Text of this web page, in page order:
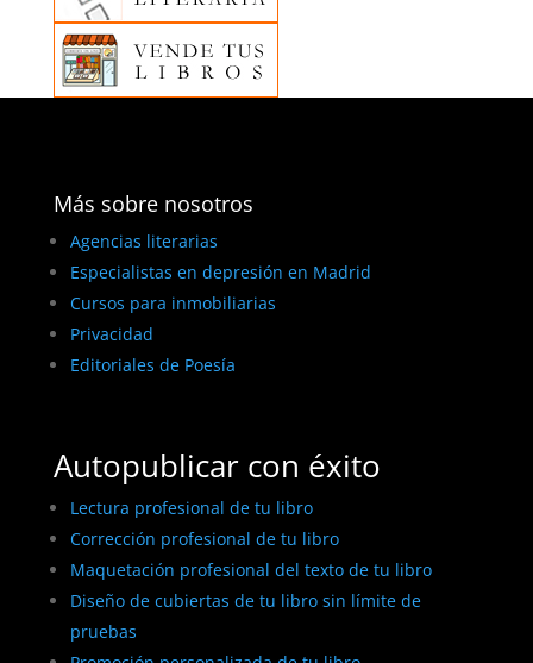
Más sobre nosotros
Agencias literarias
Especialistas en depresión en Madrid
Cursos para inmobiliarias
Privacidad
Editoriales de Poesía
Autopublicar con éxito
Lectura profesional de tu libro
Corrección profesional de tu libro
Maquetación profesional del texto de tu libro
Diseño de cubiertas de tu libro sin límite de
pruebas